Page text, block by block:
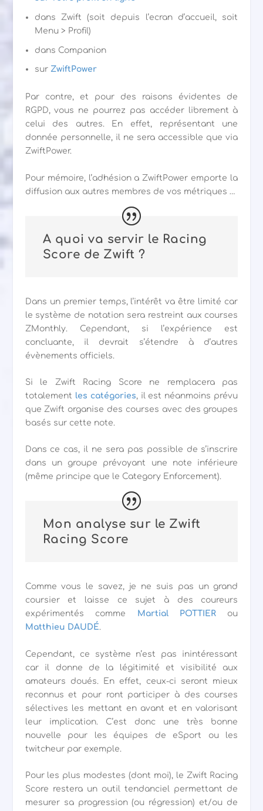
dans Zwift (soit depuis l’ecran d’accueil, soit
Menu > Profil)
dans Companion
sur ZwiftPower
Par contre, et pour des raisons évidentes de
RGPD, vous ne pourrez pas accéder librement à
celui des autres. En effet, représentant une
donnée personnelle, il ne sera accessible que via
ZwiftPower.
Pour mémoire, l’adhésion a ZwiftPower emporte la
diffusion aux autres membres de vos métriques …
A quoi va servir le Racing
Score de Zwift ?
Dans un premier temps, l’intérêt va être limité car
le système de notation sera restreint aux courses
ZMonthly. Cependant, si l’expérience est
concluante, il devrait s’étendre à d’autres
évènements officiels.
Si le Zwift Racing Score ne remplacera pas
totalement les catégories, il est néanmoins prévu
que Zwift organise des courses avec des groupes
basés sur cette note.
Dans ce cas, il ne sera pas possible de s’inscrire
dans un groupe prévoyant une note inférieure
(même principe que le Category Enforcement).
Mon analyse sur le Zwift
Racing Score
Comme vous le savez, je ne suis pas un grand
coursier et laisse ce sujet à des coureurs
expérimentés comme Martial POTTIERou
Matthieu DAUDÉ.
Cependant, ce système n’est pas inintéressant
car il donne de la légitimité et visibilité aux
amateurs doués. En effet, ceux-ci seront mieux
reconnus et pour ront participer à des courses
sélectives les mettant en avant et en valorisant
leur implication. C’est donc une très bonne
nouvelle pour les équipes de eSport ou les
twitcheur par exemple.
Pour les plus modestes (dont moi), le Zwift Racing
Score restera un outil tendanciel permettant de
mesurer sa progression (ou régression) et/ou de